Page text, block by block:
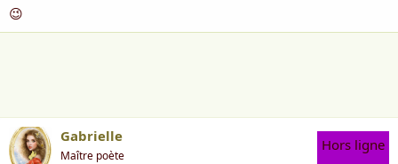
😉
Gabrielle
Maître poète
Hors ligne